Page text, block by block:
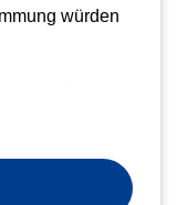
auf Anfrage)
würden